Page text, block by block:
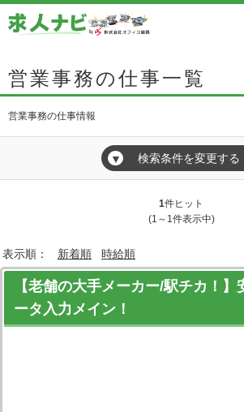
営業事務の仕事一覧
営業事務の仕事情報
▼ 検索条件を変更する
1件ヒット
(1～1件表示中)
表示順： 新着順 時給順
【老舗の大手メーカー/駅チカ！
ータ入力メイン！